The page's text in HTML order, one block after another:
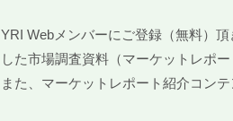
YRI Webメンバーにご登録（無料）
した市場調査資料（マーケットレポ
また、マーケットレポート紹介コン